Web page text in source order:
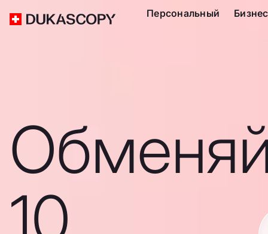
Персональный Бизнес